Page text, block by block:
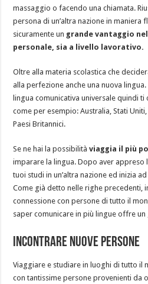
massaggio o facendo una chiamata.
persona di un’altra nazione in maniera
sicuramente un grande vantaggio
personale, sia a livello lavorativo.
Oltre alla materia scolastica che
alla perfezione anche una nuova lingua.
lingua comunicativa universale quindi
come per esempio: Australia, Stati
Paesi Britannici.
Se ne hai la possibilitàviaggia il più
imparare la lingua. Dopo aver appreso
tuoi studi in un’altra nazione ed inizia
Come già detto nelle righe precedenti,
connessione con persone di tutto il
saper comunicare in più lingue offre
Incontrare nuove persone
Viaggiare e studiare in luoghi di tutto il
con tantissime persone provenienti da